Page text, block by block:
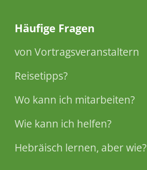
Häufige Fragen
von Vortragsveranstaltern
Reisetipps?
Wo kann ich mitarbeiten?
Wie kann ich helfen?
Hebräisch lernen, aber wie?